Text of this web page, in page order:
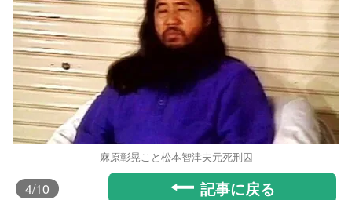
麻原彰晃こと松本智津夫元死刑囚
4/10 記事に戻る